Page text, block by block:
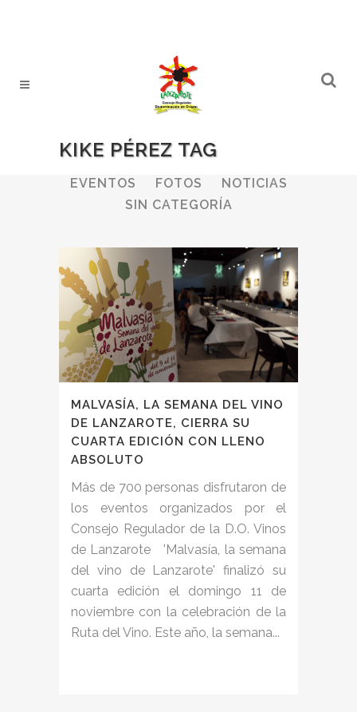
KIKE PÉREZ TAG
ALL BODEGAS
BOLETINES
EVENTOS
FOTOS
NOTICIAS
SIN CATEGORÍA
MALVASÍA, LA SEMANA DEL VINO
DE LANZAROTE, CIERRA SU
CUARTA EDICIÓN CON LLENO
ABSOLUTO
Más de 700 personas disfrutaron de
los eventos organizados por el
Consejo Regulador de la D.O. Vinos
de Lanzarote 'Malvasía, la semana
del vino de Lanzarote' finalizó su
cuarta edición el domingo 11 de
noviembre con la celebración de la
Ruta del Vino. Este año, la semana...